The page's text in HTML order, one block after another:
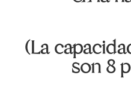
(La
son 8